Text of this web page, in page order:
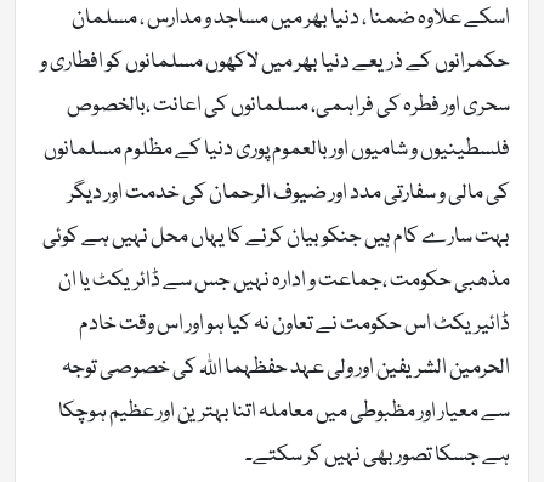
اسکے علاوہ ضمنا ، دنیا بھر میں مساجد و مدارس ، مسلمان
حکمرانوں کے ذریعے دنیا بھر میں لاکھوں مسلمانوں کو افطاری و
سحری اور فطرہ کی فراہمی، مسلمانوں کی اعانت ،بالخصوص
فلسطینیوں و شامیوں اور بالعموم پوری دنیا کے مظلوم مسلمانوں
کی مالی و سفارتی مدد اور ضیوف الرحمان کی خدمت اور دیگر
بہت سارے کام ہیں جنکو بیان کرنے کا یہاں محل نہیں ہے کوئی
مذھبی حکومت ،جماعت و ادارہ نہیں جس سے ڈائریکٹ یا ان
ڈائیریکٹ اس حکومت نے تعاون نہ کیا ہو اور اس وقت خادم
الحرمین الشریفین اور ولی عہد حفظہما اللہ کی خصوصی توجہ
سے معیار اور مظبوطی میں معاملہ اتنا بہترین اور عظیم ہوچکا
ہے جسکا تصور بھی نہیں کر سکتے۔